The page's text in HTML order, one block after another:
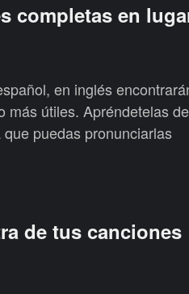
completas en
en inglés
más útiles. Apréndetelas de
puedas pronunciarlas
de tus canciones